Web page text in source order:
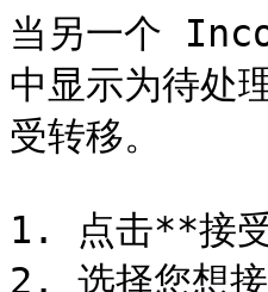
当另一个
中显示为待处
受转移。
1. 点击**接
2. 选择您想